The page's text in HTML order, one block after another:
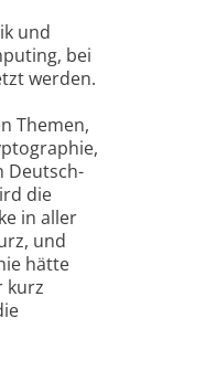
und
bei
werden.
Themen,
Deutsch-
die
in aller
und
hätte
kurz